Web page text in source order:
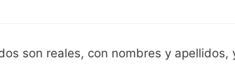
son reales, con nombres y apellidos,